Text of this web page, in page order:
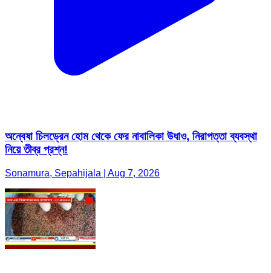
অন্বেষা চিলড্রেন হোম থেকে ফের নাবালিকা উধাও, নিরাপত্তা ব্যবস্থা
নিয়ে তীব্র প্রশ্ন!
Sonamura, Sepahijala | Aug 7, 2026